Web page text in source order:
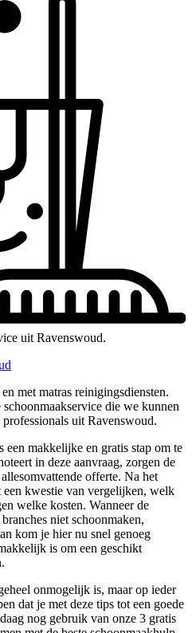
uit Ravenswoud.
met matras reinigingsdiensten.
die we kunnen
uit Ravenswoud.
een makkelijke en gratis stap om te
in deze aanvraag, zorgen de
offerte. Na het
een kwestie van vergelijken, welk
welke kosten. Wanneer de
niet schoonmaken,
kom je hier nu snel genoeg
is om een geschikt
onmogelijk is, maar op ieder
dat je met deze tips tot een goede
nog gebruik van onze 3 gratis